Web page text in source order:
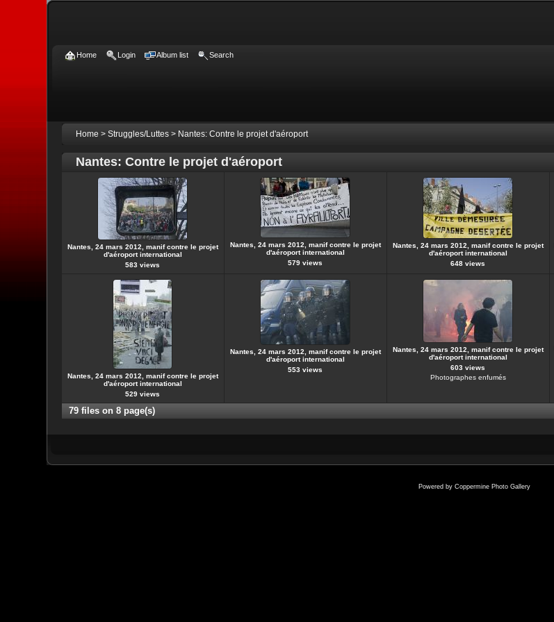
Home Login Album list Search
Home > Struggles/Luttes> Nantes: Contre le projet d'aéroport
Nantes: Contre le projet d'aéroport
Nantes, 24 mars 2012, manif contre le projet
d'aéroport international
583 views
Nantes, 24 mars 2012, manif contre le projet
d'aéroport international
579 views
Nantes, 24 mars 2012, manif contre le projet
d'aéroport international
648 views
Nantes, 24 mars 2012, manif contre le projet
d'aéroport international
529 views
Nantes, 24 mars 2012, manif contre le projet
d'aéroport international
553 views
Nantes, 24 mars 2012, manif contre le projet
d'aéroport international
603 views
Photographes enfumés
79 files on 8 page(s)
Powered by Coppermine Photo Gallery